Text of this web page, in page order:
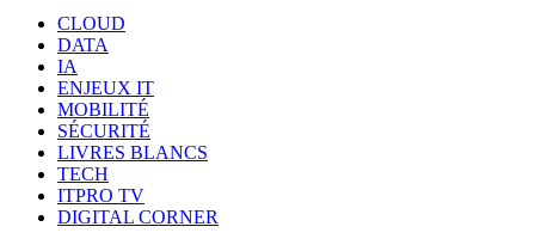
CLOUD
DATA
IA
ENJEUX IT
MOBILITÉ
SÉCURITÉ
LIVRES BLANCS
TECH
ITPRO TV
DIGITAL CORNER